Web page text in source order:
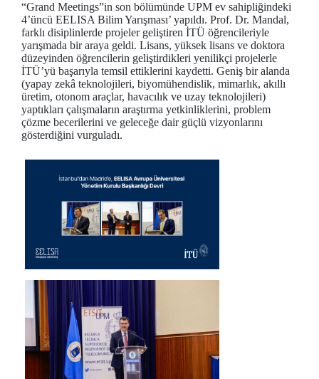
“Grand Meetings”in son bölümünde UPM ev sahipliğindeki
4’üncü EELISA Bilim Yarışması’ yapıldı. Prof. Dr. Mandal,
farklı disiplinlerde projeler geliştiren İTÜ öğrencileriyle
yarışmada bir araya geldi. Lisans, yüksek lisans ve doktora
düzeyinden öğrencilerin geliştirdikleri yenilikçi projelerle
İTÜ’yü başarıyla temsil ettiklerini kaydetti. Geniş bir alanda
(yapay zekâ teknolojileri, biyomühendislik, mimarlık, akıllı
üretim, otonom araçlar, havacılık ve uzay teknolojileri)
yaptıkları çalışmaların araştırma yetkinliklerini, problem
çözme becerilerini ve geleceğe dair güçlü vizyonlarını
gösterdiğini vurguladı.